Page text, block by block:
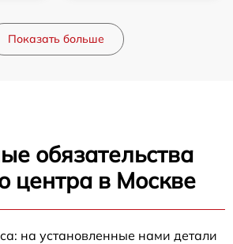
Показать больше
обязательства
центра в Москве
на установленные нами детали